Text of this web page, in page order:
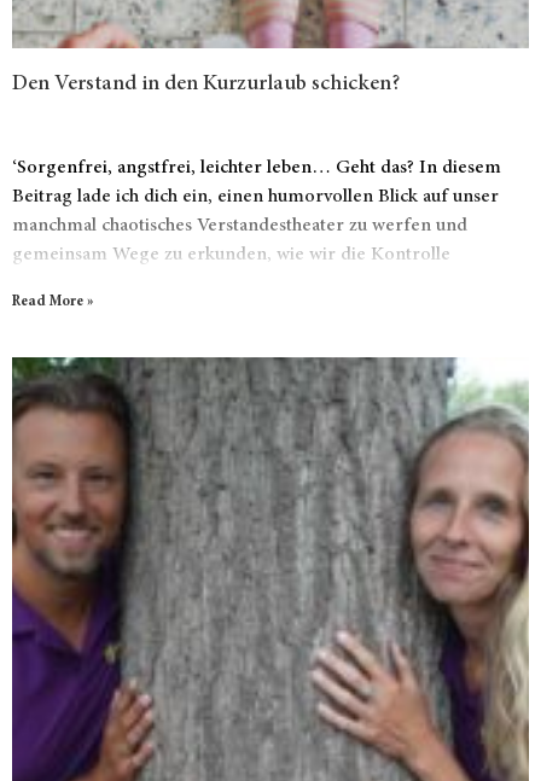
Den Verstand in den Kurzurlaub schicken?
‘Sorgenfrei, angstfrei, leichter leben… Geht das? In diesem
Beitrag lade ich dich ein, einen humorvollen Blick auf unser
manchmal chaotisches Verstandestheater zu werfen und
gemeinsam Wege zu erkunden, wie wir die Kontrolle
Read More »